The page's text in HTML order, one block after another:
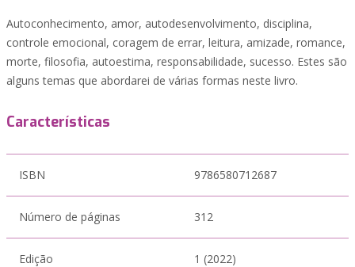
Autoconhecimento, amor, autodesenvolvimento, disciplina,
controle emocional, coragem de errar, leitura, amizade, romance,
morte, filosofia, autoestima, responsabilidade, sucesso. Estes são
alguns temas que abordarei de várias formas neste livro.
Características
ISBN 9786580712687
Número de páginas 312
Edição 1 (2022)